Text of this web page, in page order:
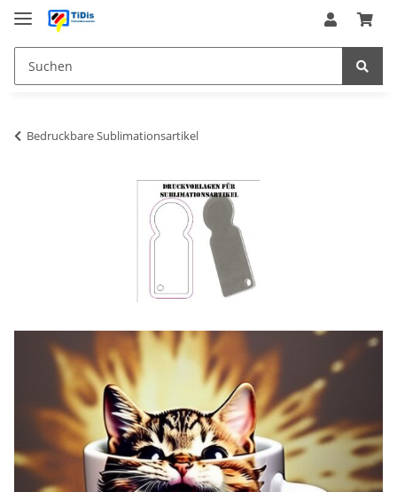
Bedruckbare Sublimationsartikel